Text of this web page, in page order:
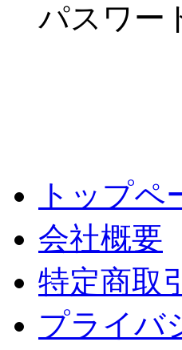
パスワー
トップペ
会社概要
特定商取
プライバ